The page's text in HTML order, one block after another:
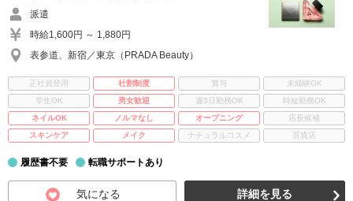
派遣
時給1,600円 ～ 1,880円
表参道、新宿／東京（PRADA Beauty）
正社員登用 社割制度 賞与
未経験OK
学生OK
男女歓迎 週3日勤務OK
時短勤務OK
ネイルOK
ノルマなし オープニング
店長候補
スキンケア
メイク ナチュラルコスメ 百貨店
履歴書不要 転職サポートあり
気になる 詳細を見る